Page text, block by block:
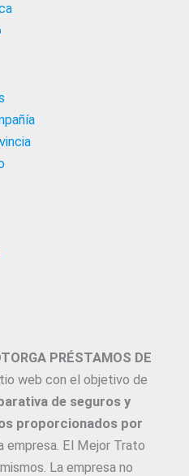
PRÉSTAMOS DE
web con el objetivo de
de seguros y
proporcionados por
empresa. El Mejor Trato
La empresa no